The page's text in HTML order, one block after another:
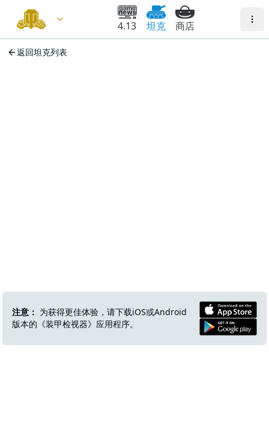
4.13 坦克 商店
返回坦克列表
注意： 为获得更佳体验，请下载iOS或Android
版本的《装甲检视器》应用程序。